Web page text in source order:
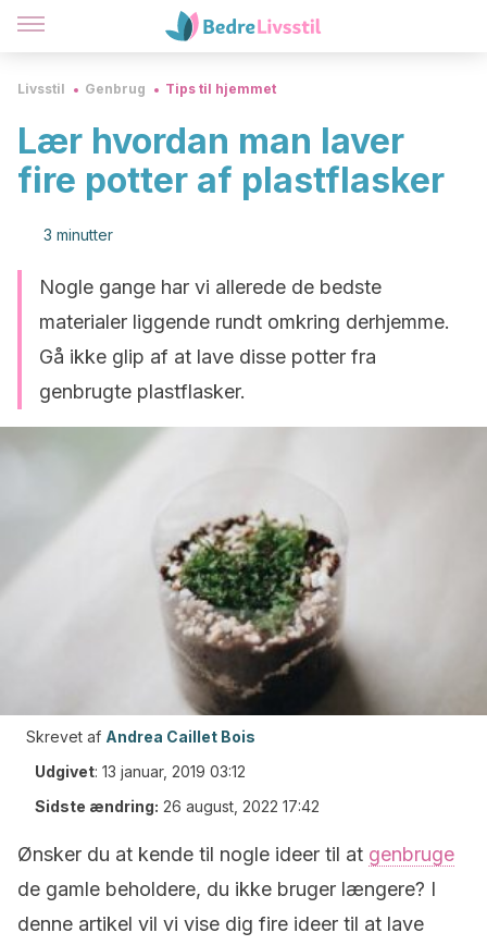
Livsstil Genbrug Tips til hjemmet
Lær hvordan man laver
fire potter af plastflasker
3 minutter
Nogle gange har vi allerede de bedste
materialer liggende rundt omkring derhjemme.
Gå ikke glip af at lave disse potter fra
genbrugte plastflasker.
Skrevet af Andrea Caillet Bois
Udgivet: 13 januar, 2019 03:12
Sidste ændring: 26 august, 2022 17:42
Ønsker du at kende til nogle ideer til at genbruge
de gamle beholdere, du ikke bruger længere? I
denne artikel vil vi vise dig fire ideer til at lave